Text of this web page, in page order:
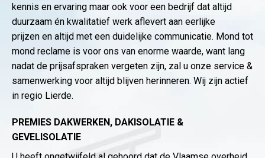
kennis en ervaring maar ook voor een bedrijf dat altijd
duurzaam én kwalitatief werk aflevert aan eerlijke
prijzen en altijd met een duidelijke communicatie. Mond tot
mond reclame is voor ons van enorme waarde, want lang
nadat de prijsafspraken vergeten zijn, zal u onze service &
samenwerking voor altijd blijven herinneren. Wij zijn actief
in regio Lierde.
PREMIES DAKWERKEN, DAKISOLATIE &
GEVELISOLATIE